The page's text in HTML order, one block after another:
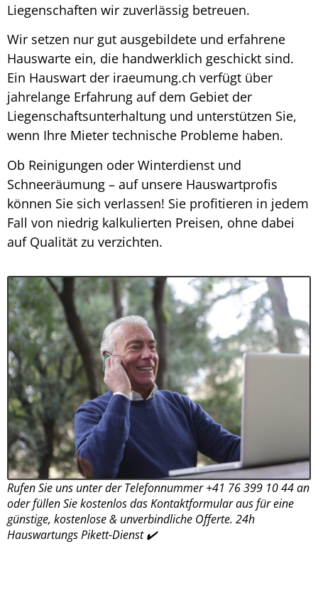
Liegenschaften wir zuverlässig betreuen.
Wir setzen nur gut ausgebildete und erfahrene
Hauswarte ein, die handwerklich geschickt sind.
Ein Hauswart der iraeumung.ch verfügt über
jahrelange Erfahrung auf dem Gebiet der
Liegenschaftsunterhaltung und unterstützen Sie,
wenn Ihre Mieter technische Probleme haben.
Ob Reinigungen oder Winterdienst und
Schneeräumung – auf unsere Hauswartprofis
können Sie sich verlassen! Sie profitieren in jedem
Fall von niedrig kalkulierten Preisen, ohne dabei
auf Qualität zu verzichten.
Rufen Sie uns unter der Telefonnummer +41 76 399 10 44 an
oder füllen Sie kostenlos das Kontaktformular aus für eine
günstige, kostenlose & unverbindliche Offerte. 24h
Hauswartungs Pikett-Dienst ✔️